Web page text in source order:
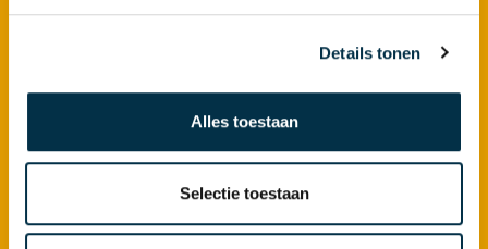
Details tonen
Alles toestaan
Selectie toestaan
Gerontopsychiatrie+
Syndroom van Korsakov
Atlant als Expertisecentrum
Expertisecentrum Gerontopsychiatrie+